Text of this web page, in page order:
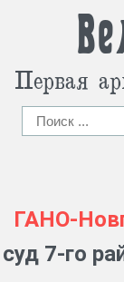
Первая
ГАНО-
суд 7-го